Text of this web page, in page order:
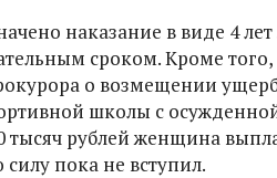
наказание в виде 4
сроком. Кроме того,
о возмещении
школы с
тысяч рублей женщина
пока не вступил.